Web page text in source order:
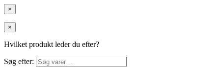
×
×
Hvilket produkt leder du efter?
Søg efter: